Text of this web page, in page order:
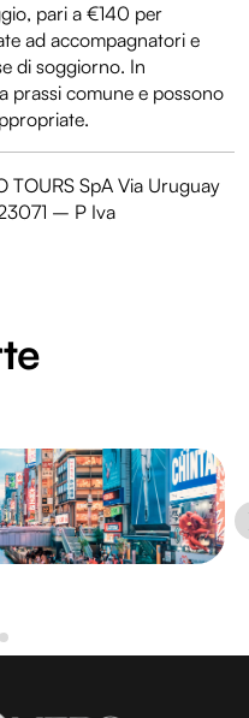
pari a €140 per
ad accompagnatori e
di soggiorno. In
prassi comune e possono
TOURS SpA Via Uruguay
– P Iva